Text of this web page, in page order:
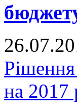
на 2017